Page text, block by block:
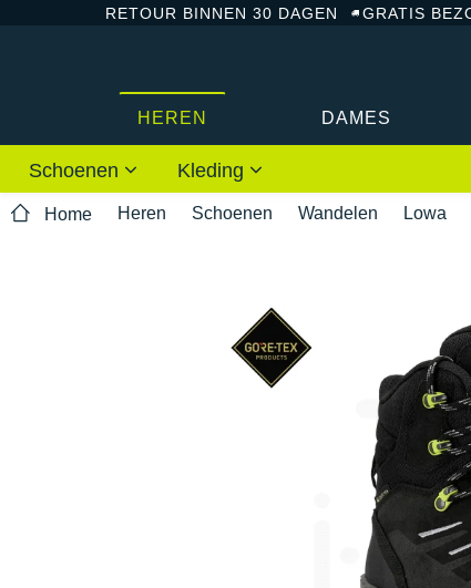
RETOUR BINNEN 30 DAGEN GRATIS
HEREN DAMES
Schoenen Kleding
Home Heren Schoenen Wandelen Lowa